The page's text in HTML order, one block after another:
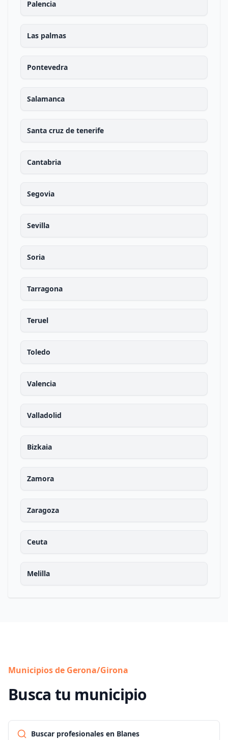
Palencia
Las palmas
Pontevedra
Salamanca
Santa cruz de tenerife
Cantabria
Segovia
Sevilla
Soria
Tarragona
Teruel
Toledo
Valencia
Valladolid
Bizkaia
Zamora
Zaragoza
Ceuta
Melilla
Municipios de Gerona/Girona
Busca tu municipio
Buscar profesionales en Blanes